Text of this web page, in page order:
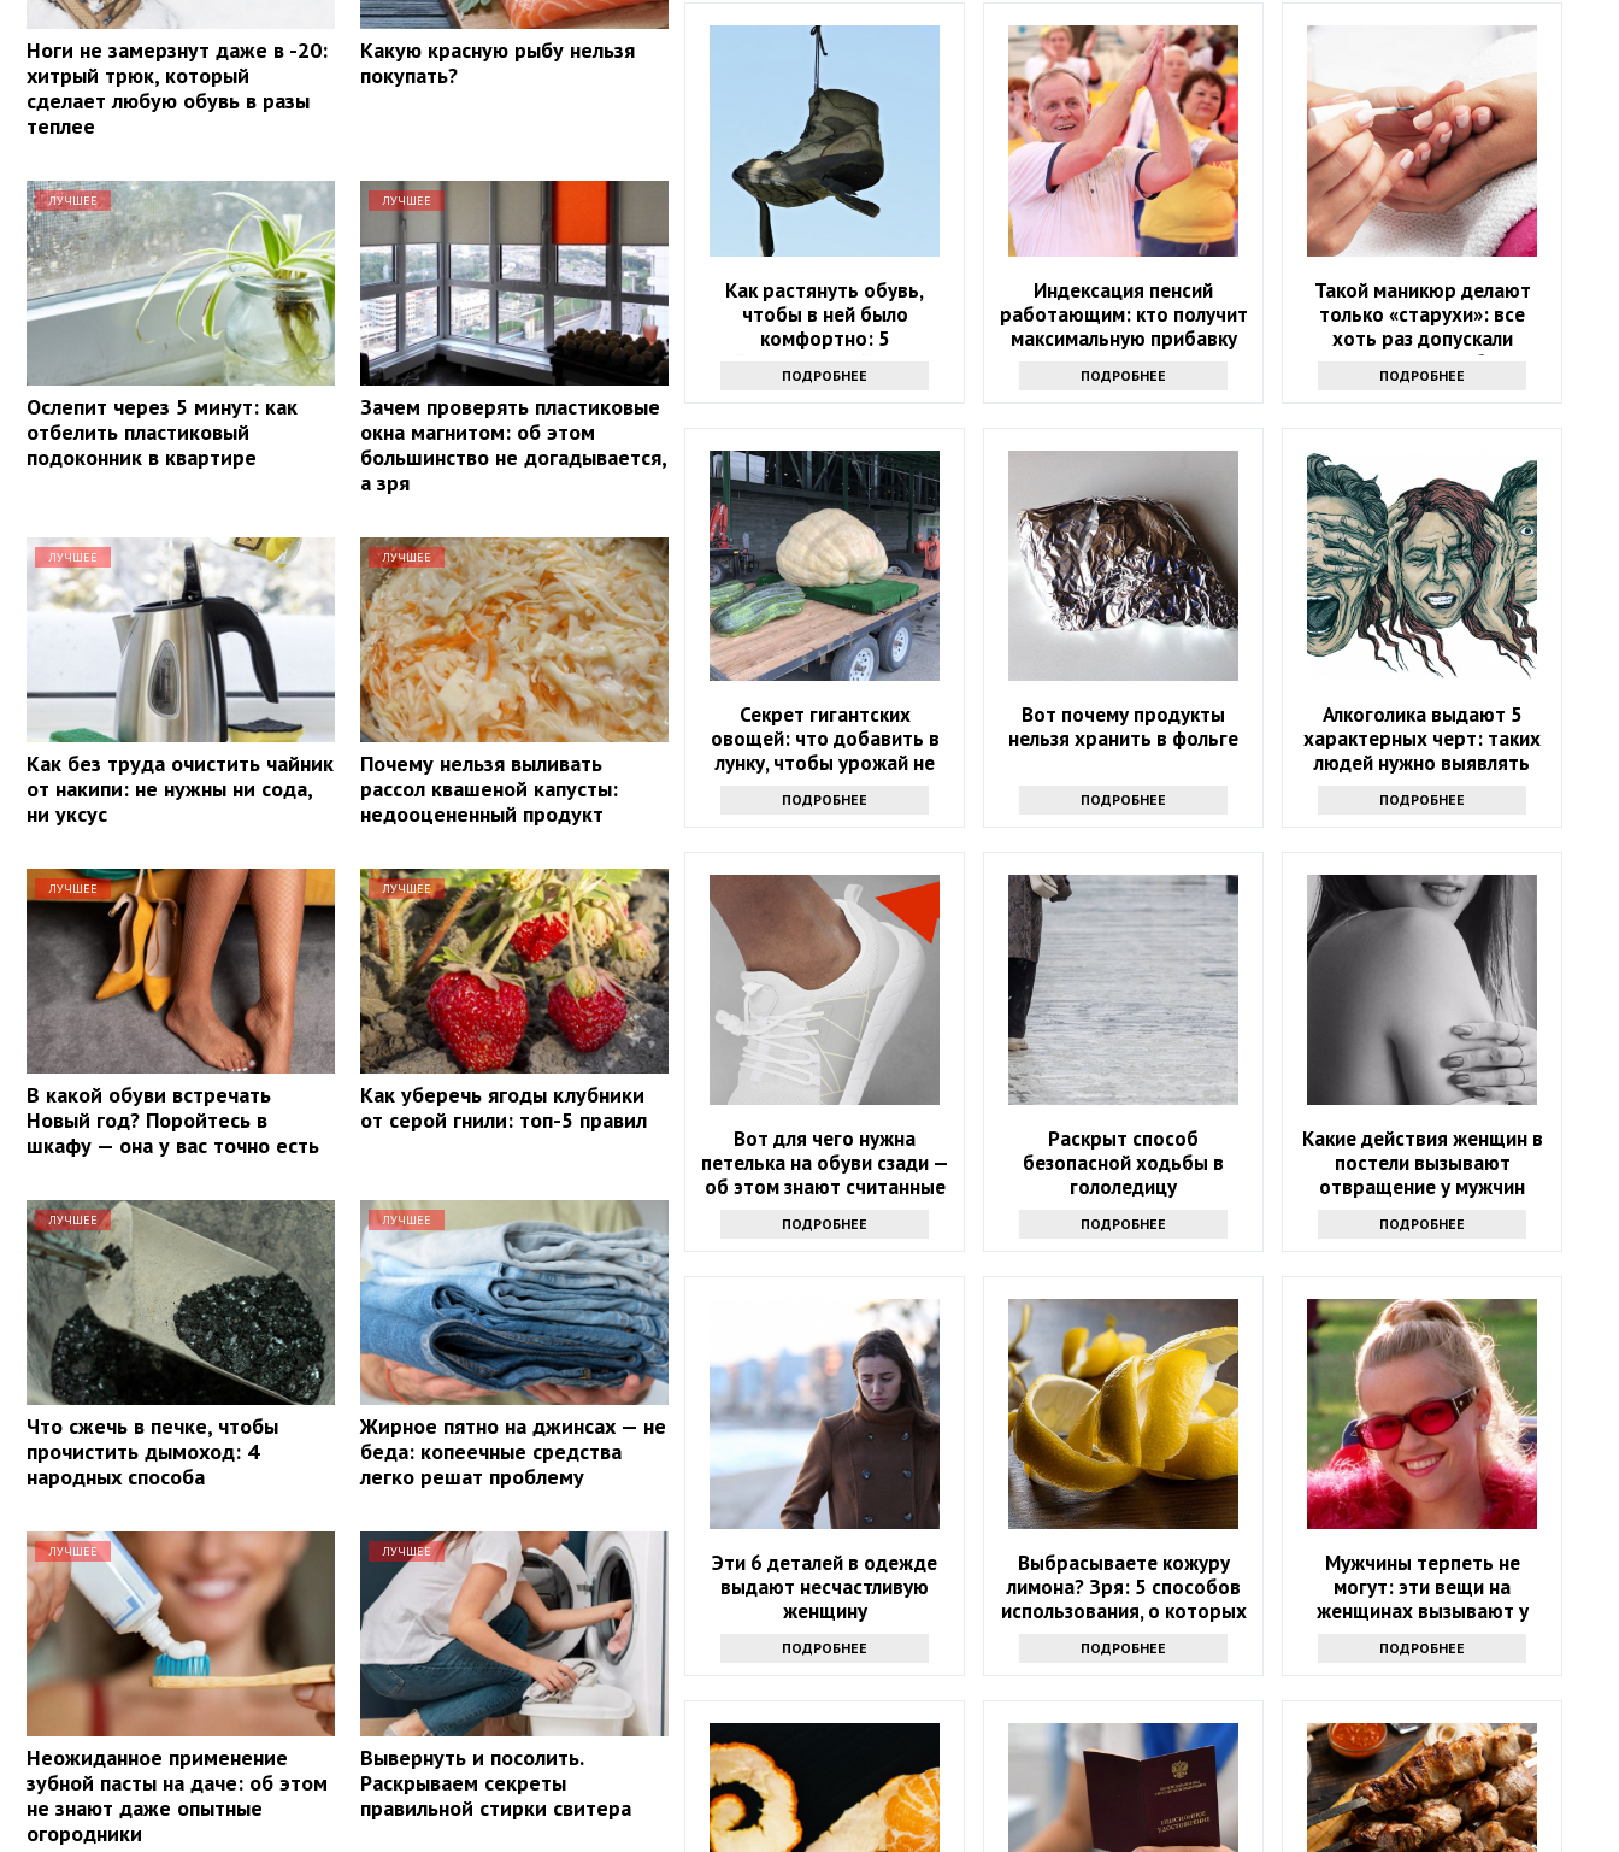
Ноги не замерзнут даже в -20:
хитрый трюк, который
сделает любую обувь в разы
теплее
Какую красную рыбу нельзя
покупать?
ЛУЧШЕЕ
Ослепит через 5 минут: как
отбелить пластиковый
подоконник в квартире
ЛУЧШЕЕ
Зачем проверять пластиковые
окна магнитом: об этом
большинство не догадывается,
а зря
ЛУЧШЕЕ
Как без труда очистить чайник
от накипи: не нужны ни сода,
ни уксус
ЛУЧШЕЕ
Почему нельзя выливать
рассол квашеной капусты:
недооцененный продукт
ЛУЧШЕЕ
В какой обуви встречать
Новый год? Поройтесь в
шкафу — она у вас точно есть
ЛУЧШЕЕ
Как уберечь ягоды клубники
от серой гнили: топ-5 правил
ЛУЧШЕЕ
Что сжечь в печке, чтобы
прочистить дымоход: 4
народных способа
ЛУЧШЕЕ
Жирное пятно на джинсах — не
беда: копеечные средства
легко решат проблему
ЛУЧШЕЕ
Неожиданное применение
зубной пасты на даче: об этом
не знают даже опытные
огородники
ЛУЧШЕЕ
Вывернуть и посолить.
Раскрываем секреты
правильной стирки свитера
Как растянуть обувь,
чтобы в ней было
комфортно: 5
действенных лайфхаков
ПОДРОБНЕЕ
Индексация пенсий
работающим: кто получит
максимальную прибавку
ПОДРОБНЕЕ
Такой маникюр делают
только «старухи»: все
хоть раз допускали
позорные ошибки
ПОДРОБНЕЕ
Секрет гигантских
овощей: что добавить в
лунку, чтобы урожай не
ПОДРОБНЕЕ
Вот почему продукты
нельзя хранить в фольге
ПОДРОБНЕЕ
Алкоголика выдают 5
характерных черт: таких
людей нужно выявлять
ПОДРОБНЕЕ
Вот для чего нужна
петелька на обуви сзади —
об этом знают считанные
ПОДРОБНЕЕ
Раскрыт способ
безопасной ходьбы в
гололедицу
ПОДРОБНЕЕ
Какие действия женщин в
постели вызывают
отвращение у мужчин
ПОДРОБНЕЕ
Эти 6 деталей в одежде
выдают несчастливую
женщину
ПОДРОБНЕЕ
Выбрасываете кожуру
лимона? Зря: 5 способов
использования, о которых
ПОДРОБНЕЕ
Мужчины терпеть не
могут: эти вещи на
женщинах вызывают у
ПОДРОБНЕЕ